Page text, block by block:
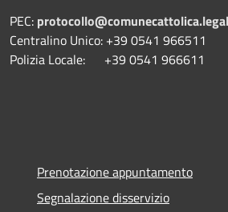
PEC:
Centralino Unico: +39 0541 966511
Polizia Locale: +39 0541 966611
Prenotazione appuntamento
Segnalazione disservizio